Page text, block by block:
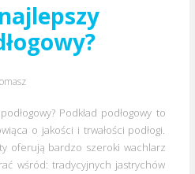
Podkład podłogowy to
o jakości i trwałości podłogi.
oferują bardzo szeroki wachlarz
wśród: tradycyjnych jastrychów